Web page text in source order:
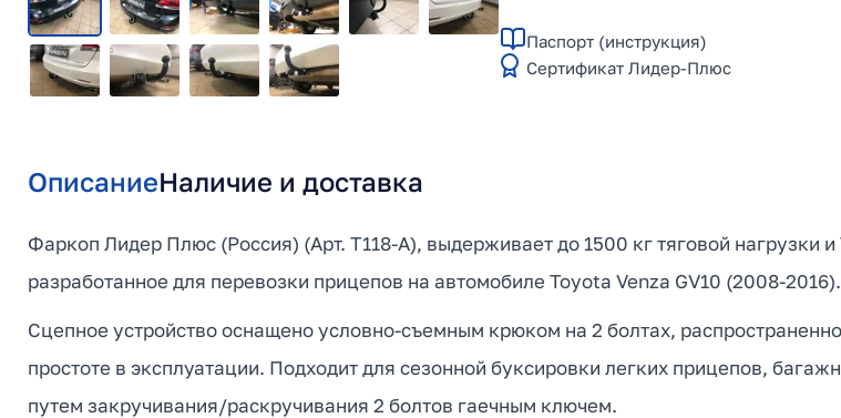
Паспорт (инструкция)
Сертификат Лидер-Плюс
ОписаниеНаличие и доставка
Фаркоп Лидер Плюс (Россия) (Арт. T118-A), выдерживает до 1500 кг тяговой нагрузки
разработанное для перевозки прицепов на автомобиле Toyota Venza GV10 (2008-2016).
Сцепное устройство оснащено условно-съемным крюком на 2 болтах,
простоте в эксплуатации. Подходит для сезонной буксировки легких прицепов,
путем закручивания/раскручивания 2 болтов гаечным ключем.